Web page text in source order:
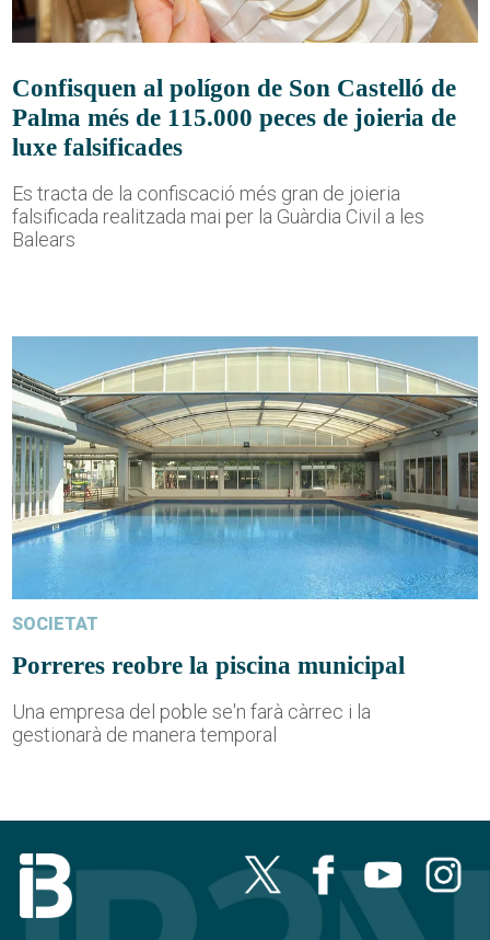
Confisquen al polígon de Son Castelló de
Palma més de 115.000 peces de joieria de
luxe falsificades
Es tracta de la confiscació més gran de joieria
falsificada realitzada mai per la Guàrdia Civil a les
Balears
SOCIETAT
Porreres reobre la piscina municipal
Una empresa del poble se'n farà càrrec i la
gestionarà de manera temporal